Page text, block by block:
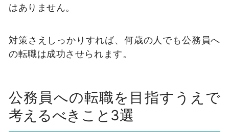
はありません。
対策さえしっかりすれば、何歳の人でも公務員へ
の転職は成功させられます。
公務員への転職を目指すうえで
考えるべきこと3選